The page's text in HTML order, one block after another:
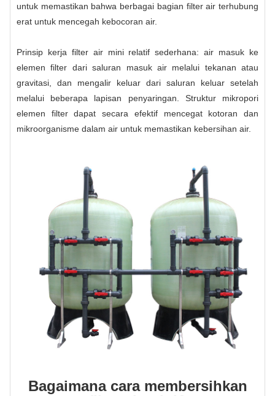
untuk memastikan bahwa berbagai bagian filter air terhubung
erat untuk mencegah kebocoran air.
Prinsip kerja filter air mini relatif sederhana: air masuk ke
elemen filter dari saluran masuk air melalui tekanan atau
gravitasi, dan mengalir keluar dari saluran keluar setelah
melalui beberapa lapisan penyaringan. Struktur mikropori
elemen filter dapat secara efektif mencegat kotoran dan
mikroorganisme dalam air untuk memastikan kebersihan air.
Bagaimana cara membersihkan